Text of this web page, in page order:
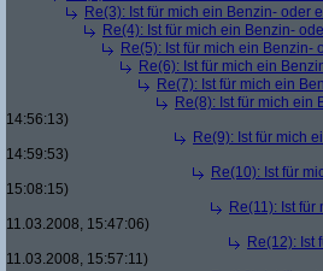
Re(3): Ist für mich ein Benzin- oder
Re(4): Ist für mich ein Benzin-
Re(5): Ist für mich ein
Re(6): Ist für mich ein
Re(7): Ist für mich ein
Re(8): Ist für mich ein
14:56:13)
Re(9): Ist für mich
14:59:53)
Re(10): Ist für
15:08:15)
Re(11): Ist
11.03.2008, 15:47:06)
Re(12): Ist
11.03.2008, 15:57:11)